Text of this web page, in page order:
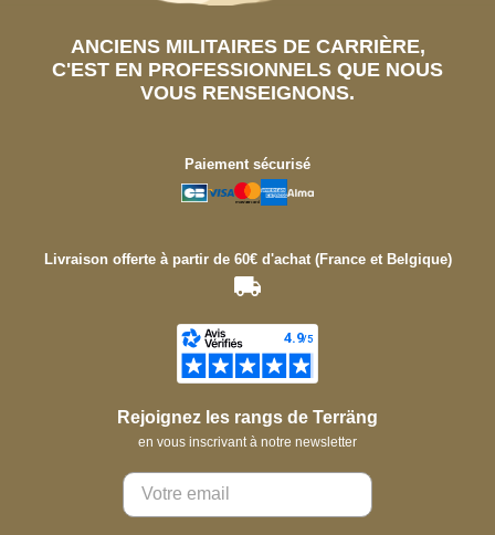
ANCIENS MILITAIRES DE CARRIÈRE,
C'EST EN PROFESSIONNELS QUE NOUS
VOUS RENSEIGNONS.
Paiement sécurisé
Livraison offerte à partir de 60€ d'achat (France et Belgique)
Rejoignez les rangs de Terräng
en vous inscrivant à notre newsletter